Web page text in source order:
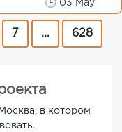
🕒 03 May
7 ... 628
в котором